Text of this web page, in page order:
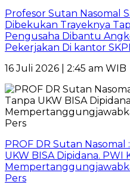
Profesor Sutan Nasomal
Dibekukan Trayeknya
Pengusaha Dibantu
Pekerjakan Di kantor
16 Juli 2026 | 2:45 am WIB
PROF DR Sutan Nasomal
UKW BISA Dipidana. PWI
Pers